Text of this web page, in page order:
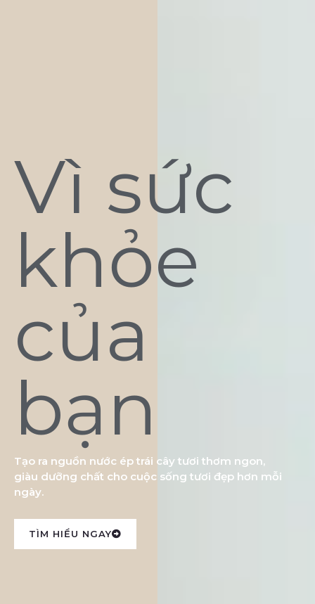
Vì sức
khỏe
của
bạn
Tạo ra nguồn nước ép trái cây tươi thơm ngon,
giàu dưỡng chất cho cuộc sống tươi đẹp hơn mỗi
ngày.
TÌM HIỂU NGAY